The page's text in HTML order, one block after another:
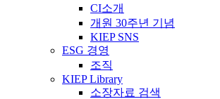
CI소개
개원 30주년 기념
KIEP SNS
ESG 경영
조직
KIEP Library
소장자료 검색